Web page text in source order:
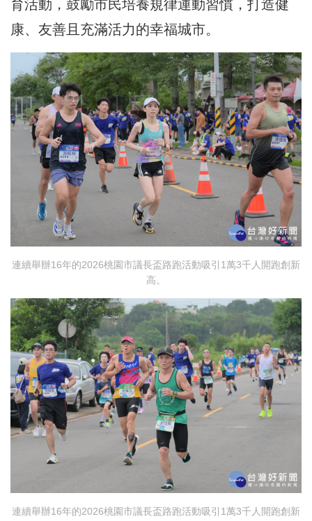
育活動，鼓勵市民培養規律運動習慣，打造健
康、友善且充滿活力的幸福城市。
連續舉辦16年的2026桃園市議長盃路跑活動吸引1萬3千人開跑創新
高。
連續舉辦16年的2026桃園市議長盃路跑活動吸引1萬3千人開跑創新